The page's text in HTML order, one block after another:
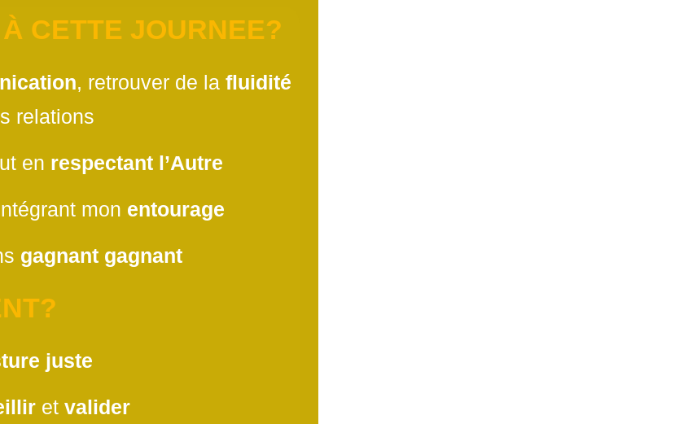
CETTE JOURNEE?
, retrouver de la fluidité
relations
en respectant l’Autre
mon entourage
gagnant gagnant
juste
et valider